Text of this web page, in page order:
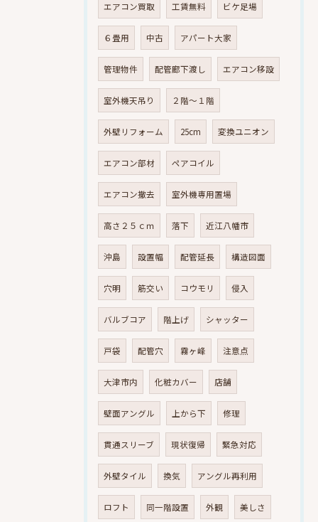
エアコン買取 工賃無料 ビケ足場
６畳用 中古 アパート大家
管理物件 配管廊下渡し エアコン移設
室外機天吊り ２階～１階
外壁リフォーム 25cm 変換ユニオン
エアコン部材 ペアコイル
エアコン撤去 室外機専用置場
高さ２５ｃｍ 落下 近江八幡市
沖島 設置幅 配管延長 構造図面
穴明 筋交い コウモリ 侵入
バルブコア 階上げ シャッター
戸袋 配管穴 霧ヶ峰 注意点
大津市内 化粧カバー 店舗
壁面アングル 上から下 修理
貫通スリーブ 現状復帰 緊急対応
外壁タイル 換気 アングル再利用
ロフト 同一階設置 外観 美しさ